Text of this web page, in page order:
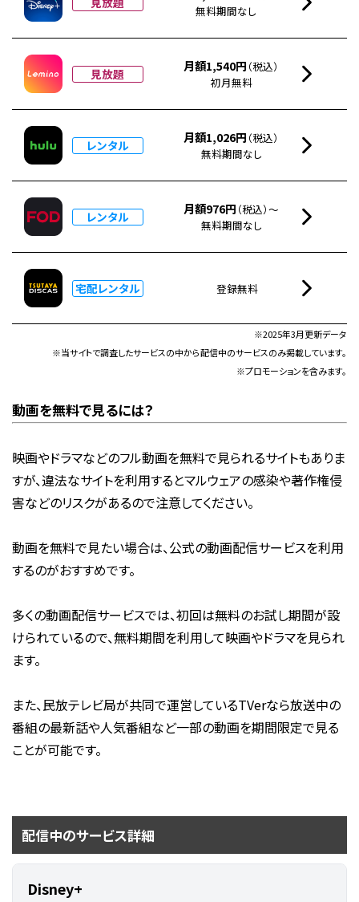
無料期間なし
見放題 月額1,540円 （税込）
初月無料
レンタル 月額1,026円 （税込）
無料期間なし
レンタル 月額976円 （税込）～
無料期間なし
宅配レンタル 登録無料
※2025年3月更新データ
※当サイトで調査したサービスの中から配信中のサービスのみ掲載しています。
※プロモーションを含みます。
動画を無料で見るには？
映画やドラマなどのフル動画を無料で見られるサイトもありま
すが、違法なサイトを利用するとマルウェアの感染や著作権侵
害などのリスクがあるので注意してください。
動画を無料で見たい場合は、公式の動画配信サービスを利用
するのがおすすめです。
多くの動画配信サービスでは、初回は無料のお試し期間が設
けられているので、無料期間を利用して映画やドラマを見られ
ます。
また、民放テレビ局が共同で運営しているTVerなら放送中の
番組の最新話や人気番組など一部の動画を期間限定で見る
ことが可能です。
配信中のサービス詳細
Disney+